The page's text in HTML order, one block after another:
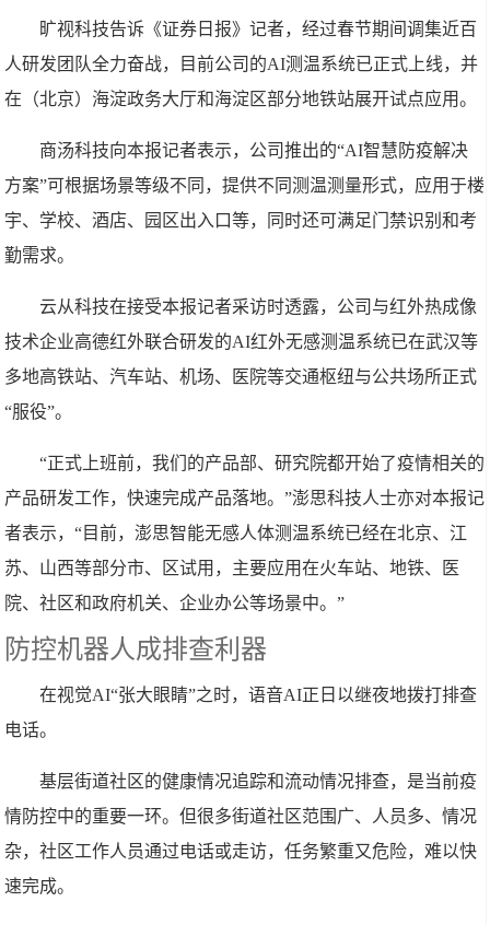
旷视科技告诉《证券日报》记者，经过春节期间调集近百
人研发团队全力奋战，目前公司的AI测温系统已正式上线，并
在（北京）海淀政务大厅和海淀区部分地铁站展开试点应用。
商汤科技向本报记者表示，公司推出的“AI智慧防疫解决
方案”可根据场景等级不同，提供不同测温测量形式，应用于楼
宇、学校、酒店、园区出入口等，同时还可满足门禁识别和考
勤需求。
云从科技在接受本报记者采访时透露，公司与红外热成像
技术企业高德红外联合研发的AI红外无感测温系统已在武汉等
多地高铁站、汽车站、机场、医院等交通枢纽与公共场所正式
“服役”。
“正式上班前，我们的产品部、研究院都开始了疫情相关的
产品研发工作，快速完成产品落地。”澎思科技人士亦对本报记
者表示，“目前，澎思智能无感人体测温系统已经在北京、江
苏、山西等部分市、区试用，主要应用在火车站、地铁、医
院、社区和政府机关、企业办公等场景中。”
防控机器人成排查利器
在视觉AI“张大眼睛”之时，语音AI正日以继夜地拨打排查
电话。
基层街道社区的健康情况追踪和流动情况排查，是当前疫
情防控中的重要一环。但很多街道社区范围广、人员多、情况
杂，社区工作人员通过电话或走访，任务繁重又危险，难以快
速完成。